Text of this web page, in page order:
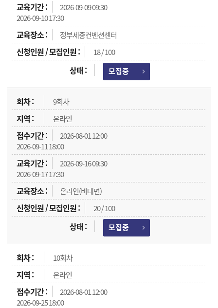
2026-09-09 09:30
2026-09-10 17:30
정부세종컨벤션센터
18 / 100
모집중
9회차
온라인
2026-08-01 12:00
2026-09-11 18:00
2026-09-16 09:30
2026-09-17 17:30
온라인(비대면)
20 / 100
모집중
10회차
온라인
2026-08-01 12:00
2026-09-25 18:00